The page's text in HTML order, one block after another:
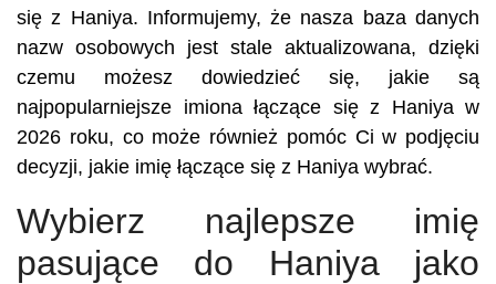
się z Haniya. Informujemy, że nasza baza danych
nazw osobowych jest stale aktualizowana, dzięki
czemu możesz dowiedzieć się, jakie są
najpopularniejsze imiona łączące się z Haniya w
2026 roku, co może również pomóc Ci w podjęciu
decyzji, jakie imię łączące się z Haniya wybrać.
Wybierz najlepsze imię
pasujące do Haniya jako